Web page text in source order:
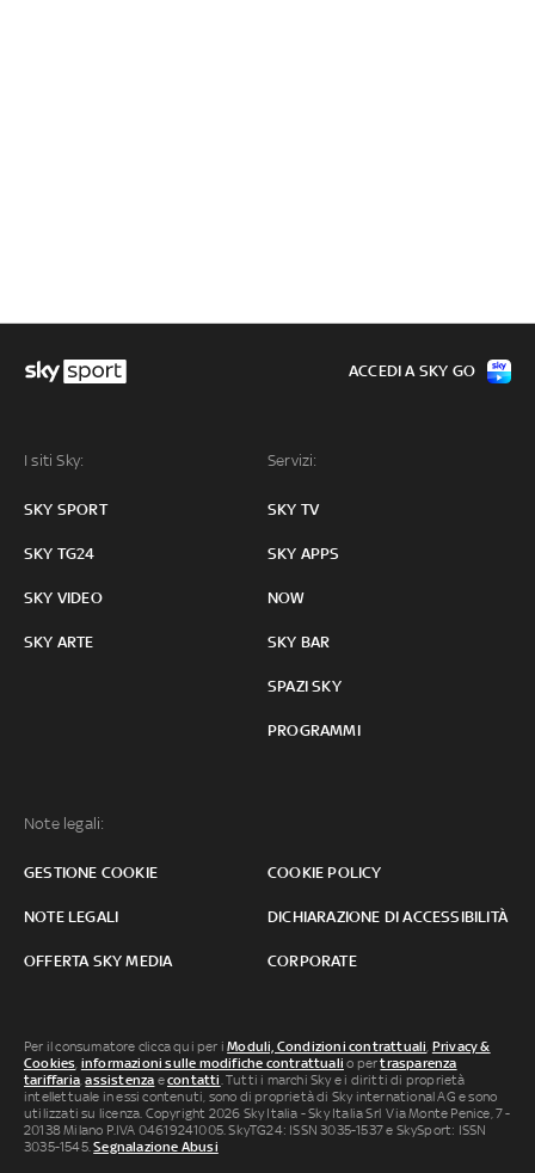
I siti Sky:
SKY SPORT
SKY TG24
SKY VIDEO
SKY ARTE
Servizi:
SKY TV
SKY APPS
NOW
SKY BAR
SPAZI SKY
PROGRAMMI
Note legali:
GESTIONE COOKIE COOKIE POLICY
NOTE LEGALI DICHIARAZIONE DI ACCESSIBILITÀ
OFFERTA SKY MEDIA CORPORATE
ACCEDI A SKY GO
Per il consumatore clicca qui per iModuli, Condizioni contrattuali Privacy &
Cookies informazioni sulle modifiche contrattuali o pertrasparenza
tariffaria ,assistenza econtatti . Tutti i marchi Sky e i diritti di proprietà
intellettuale in essi contenuti, sono di proprietà di Sky international AG e sono
utilizzati su licenza. Copyright 2026 Sky Italia - Sky Italia Srl Via Monte Penice, 7 -
20138 Milano P.IVA 04619241005. SkyTG24: ISSN 3035-1537 e SkySport: ISSN
3035-1545.Segnalazione Abusi